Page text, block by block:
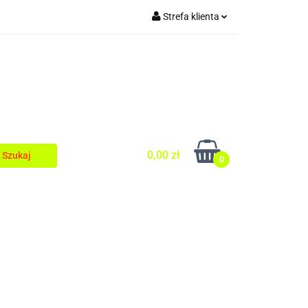
Strefa klienta
0,00 zł 0